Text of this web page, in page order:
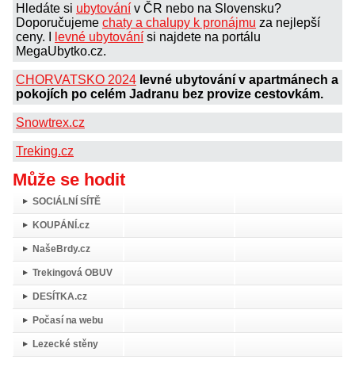
Hledáte si ubytování v ČR nebo na Slovensku?
Doporučujeme chaty a chalupy k pronájmu za nejlepší
ceny. I
levné ubytování si najdete na portálu
MegaUbytko.cz.
CHORVATSKO 2024 levné ubytování v apartmánech a
pokojích po celém Jadranu bez provize cestovkám.
Snowtrex.cz
Treking.cz
Může se hodit
SOCIÁLNÍ SÍTĚ
KOUPÁNÍ.cz
NašeBrdy.cz
Trekingová OBUV
DESÍTKA.cz
Počasí na webu
Lezecké stěny